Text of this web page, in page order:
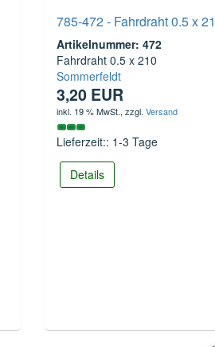
785-472 - Fahrdraht 0.5 x
Artikelnummer: 472
Fahrdraht 0.5 x 210
Sommerfeldt
3,20 EUR
inkl. 19 % MwSt., zzgl. Versand
Lieferzeit:: 1-3 Tage
Details